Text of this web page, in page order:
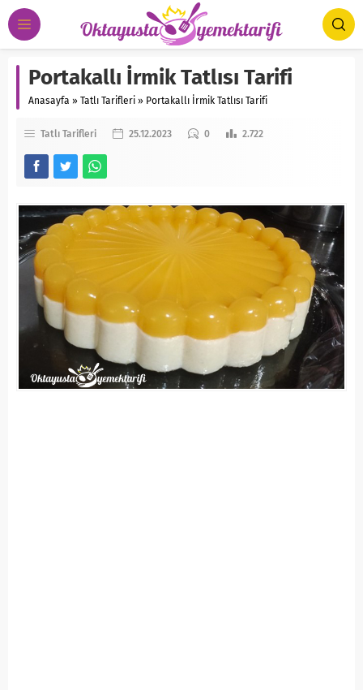
Portakallı İrmik Tatlısı Tarifi
Anasayfa » Tatlı Tarifleri » Portakallı İrmik Tatlısı Tarifi
Tatlı Tarifleri 25.12.2023 0 2.722